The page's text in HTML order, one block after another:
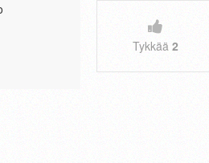
Tykkää 2